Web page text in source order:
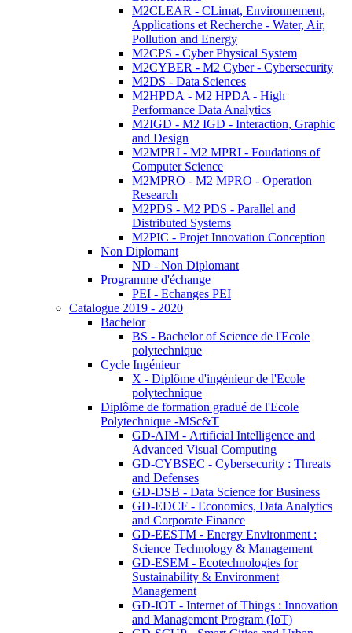
M2CLEAR - CLimat, Environnement,
Applications et Recherche - Water, Air,
Pollution and Energy
M2CPS - Cyber Physical System
M2CYBER - M2 Cyber - Cybersecurity
M2DS - Data Sciences
M2HPDA - M2 HPDA - High
Performance Data Analytics
M2IGD - M2 IGD - Interaction, Graphic
and Design
M2MPRI - M2 MPRI - Foudations of
Computer Science
M2MPRO - M2 MPRO - Operation
Research
M2PDS - M2 PDS - Parallel and
Distributed Systems
M2PIC - Projet Innovation Conception
Non Diplomant
ND - Non Diplomant
Programme d'échange
PEI - Echanges PEI
Catalogue 2019 - 2020
Bachelor
BS - Bachelor of Science de l'Ecole
polytechnique
Cycle Ingénieur
X - Diplôme d'ingénieur de l'Ecole
polytechnique
Diplôme de formation gradué de l'Ecole
Polytechnique -MSc&T
GD-AIM - Artificial Intelligence and
Advanced Visual Computing
GD-CYBSEC - Cybersecurity : Threats
and Defenses
GD-DSB - Data Science for Business
GD-EDCF - Economics, Data Analytics
and Corporate Finance
GD-EESTM - Energy Environment :
Science Technology & Management
GD-ESEM - Ecotechnologies for
Sustainability & Environment
Management
GD-IOT - Internet of Things : Innovation
and Management Program (IoT)